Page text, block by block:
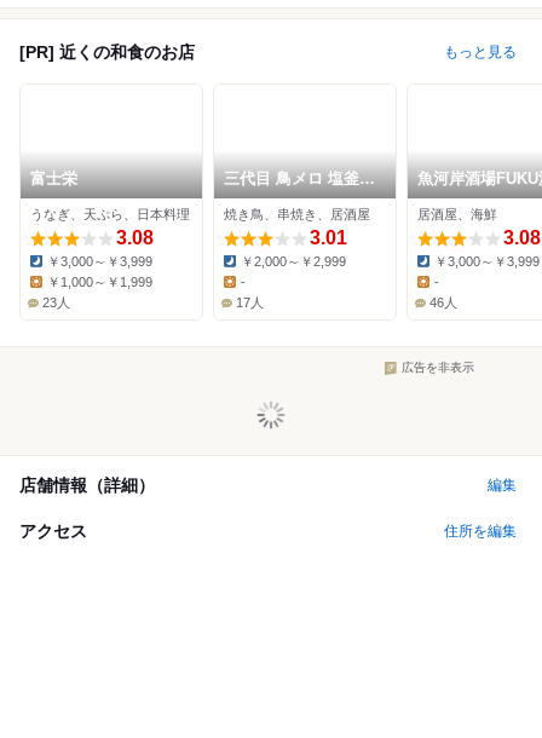
[PR] 近くの和食のお店 もっと見る
富士栄
うなぎ、天ぷら、日本料理
3.08
Dinner:
￥3,000～￥3,999
Lunch:
￥1,000～￥1,999
23人
三代目 鳥メロ 塩釜口
駅前店
焼き鳥、串焼き、居酒屋
3.01
Dinner:
￥2,000～￥2,999
Lunch:
-
17人
魚河岸酒場FUKU
藤が丘店
居酒屋、海鮮
3.08
Dinner:
￥3,000～￥3,999
Lunch:
-
46人
広告を非表示
店舗情報（詳細） 編集
アクセス 住所を編集